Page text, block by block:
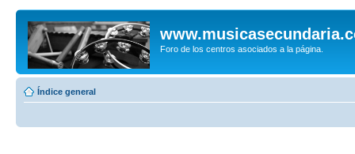
Foro de los centros asociados a la página.
Índice general